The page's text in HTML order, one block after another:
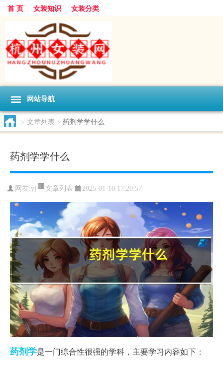
首 页 女装知识 女装分类
网站导航
> 文章列表 > 药剂学学什么
药剂学学什么
网友:yj 文章列表 2025-01-10 17:20:57
药剂学是一门综合性很强的学科，主要学习内容如下：